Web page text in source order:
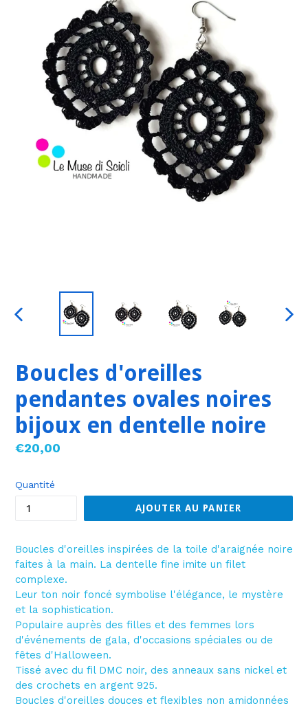
DIAPOSITIVE
Boucles d'oreilles
pendantes ovales noires
bijoux en dentelle noire
Prix
€20,00
Quantité
AJOUTER AU PANIER
Boucles d'oreilles inspirées de la toile d'araignée noire
faites à la main. La dentelle fine imite un filet
complexe.
Leur ton noir foncé symbolise l'élégance, le mystère
et la sophistication.
Populaire auprès des filles et des femmes lors
d'événements de gala, d'occasions spéciales ou de
fêtes d'Halloween.
Tissé avec du fil DMC noir, des anneaux sans nickel et
des crochets en argent 925.
Boucles d'oreilles douces et flexibles non amidonnées